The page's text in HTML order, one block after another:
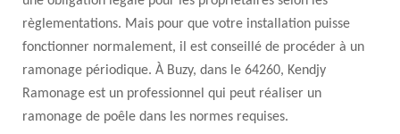
règlementations. Mais pour que votre installation puisse
fonctionner normalement, il est conseillé de procéder à un
ramonage périodique. À Buzy, dans le 64260, Kendjy
Ramonage est un professionnel qui peut réaliser un
ramonage de poêle dans les normes requises.